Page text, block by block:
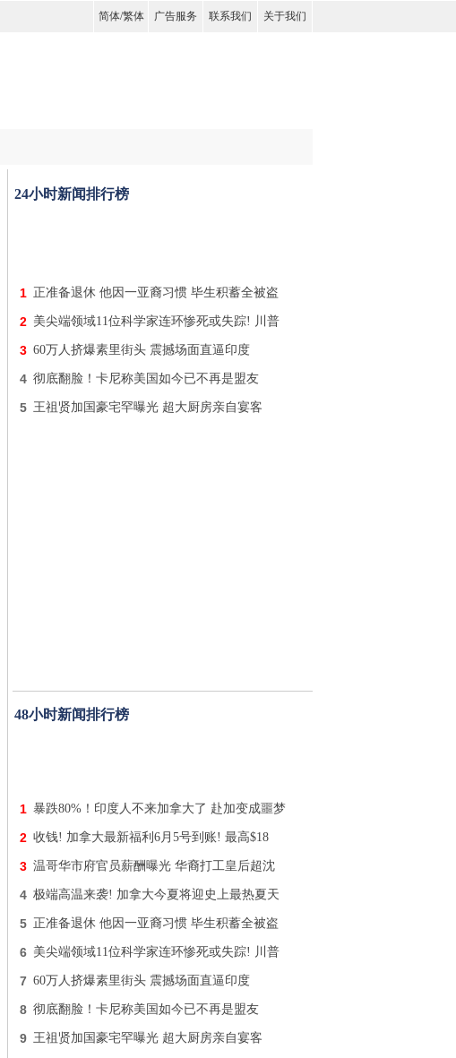
简体/繁体 广告服务 联系我们 关于我们
24小时新闻排行榜
1 正准备退休 他因一亚裔习惯 毕生积蓄全被盗
2 美尖端领域11位科学家连环惨死或失踪! 川普
3 60万人挤爆素里街头 震撼场面直逼印度
4 彻底翻脸！卡尼称美国如今已不再是盟友
5 王祖贤加国豪宅罕曝光 超大厨房亲自宴客
48小时新闻排行榜
1 暴跌80%！印度人不来加拿大了 赴加变成噩梦
2 收钱! 加拿大最新福利6月5号到账! 最高$18
3 温哥华市府官员薪酬曝光 华裔打工皇后超沈
4 极端高温来袭! 加拿大今夏将迎史上最热夏天
5 正准备退休 他因一亚裔习惯 毕生积蓄全被盗
6 美尖端领域11位科学家连环惨死或失踪! 川普
7 60万人挤爆素里街头 震撼场面直逼印度
8 彻底翻脸！卡尼称美国如今已不再是盟友
9 王祖贤加国豪宅罕曝光 超大厨房亲自宴客